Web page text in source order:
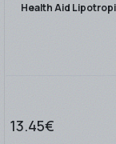
Health Aid
13.45€